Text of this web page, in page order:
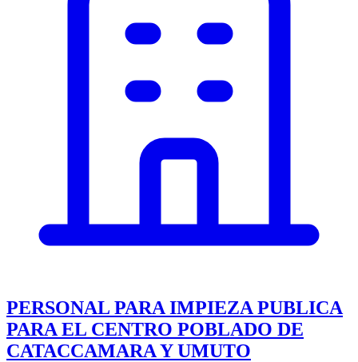
PERSONAL PARA IMPIEZA PUBLICA
PARA EL CENTRO POBLADO DE
CATACCAMARA Y UMUTO